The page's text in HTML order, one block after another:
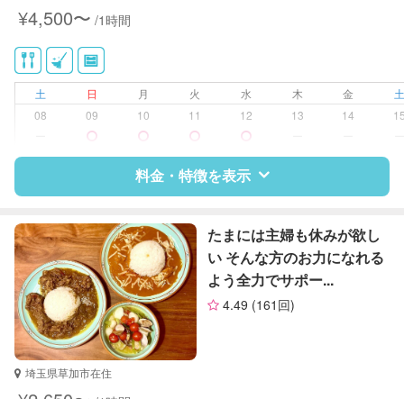
¥4,500〜 /1時間
土 日 月 火 水 木 金
08
09 10 11 12 13 14
料金・特徴を表示
特徴 料金 レビュー
サポートの特徴
資格
企業型割引対象(旧内閣府補助対象)
自治体届出済ベビーシッター
保育士
たまには主婦も休みが欲し
い そんな方のお力になれる
よう全力でサポー...
4.49 (161回)
埼玉県草加市在住